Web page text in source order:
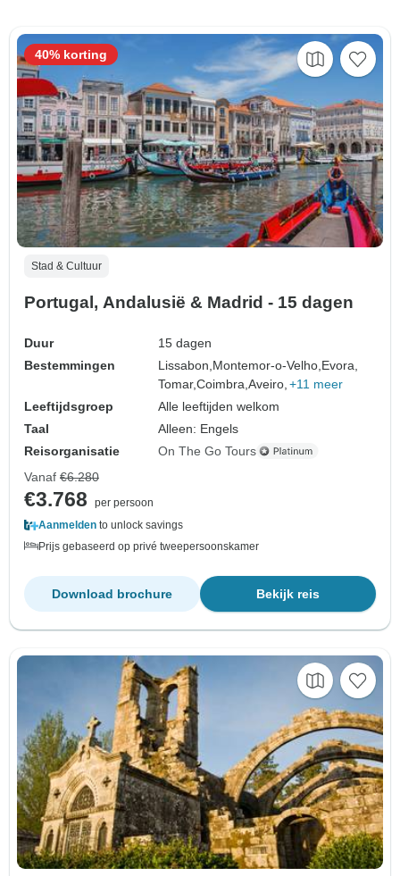
Stad & Cultuur
Portugal, Andalusië & Madrid - 15 dagen
Duur
15 dagen
Bestemmingen
Lissabon, Montemor-o-Velho, Evora,
Tomar,Coimbra,Aveiro, +11 meer
Leeftijdsgroep
Alle leeftijden welkom
Taal
Alleen: Engels
Reisorganisatie
On The Go Tours
40% korting
Vanaf €6.280
€3.768
per persoon
Aanmelden to unlock savings
Prijs gebaseerd op privé tweepersoonskamer
Bekijk reis
Download brochure